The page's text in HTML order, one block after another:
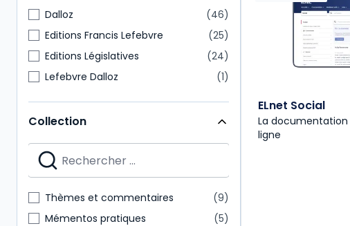
Dalloz
46
Editions Francis Lefebvre
25
Editions Législatives
24
Lefebvre Dalloz
1
Collection
Thèmes et commentaires
9
Mémentos pratiques
5
ELnet Social
La
ligne